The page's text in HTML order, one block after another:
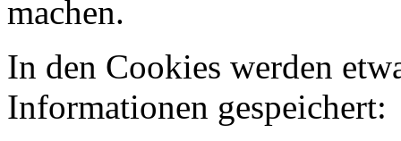
machen.
In den Cookies werden
Informationen gespeichert: